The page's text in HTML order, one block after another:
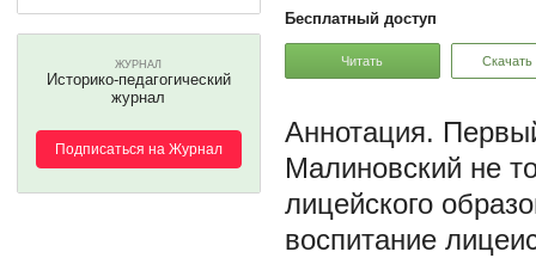
ЖУРНАЛ
Историко-педагогический
журнал
Подписаться на Журнал
Бесплатный доступ
Читать Скачать
Малиновский не
лицейского
воспитание